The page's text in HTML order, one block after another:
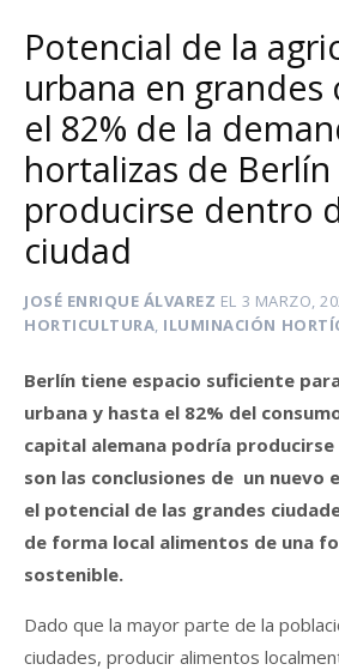
Potencial de la
urbana en grandes
el 82% de la
hortalizas de
producirse dentro
ciudad
JOSÉ ENRIQUE ÁLVAREZ EL 3 MARZO,
HORTICULTURA, ILUMINACIÓN
Berlín tiene espacio suficiente
urbana y hasta el 82% del
capital alemana podría producirse
son las conclusiones de un nuevo
el potencial de las grandes
de forma local alimentos de una
sostenible.
Dado que la mayor parte de la
ciudades, producir alimentos